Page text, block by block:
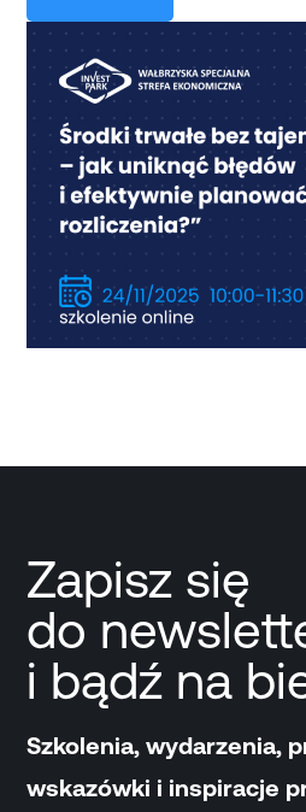
Zapisz się
do
i bądź na
Szkolenia, wydarzenia,
wskazówki i inspiracje